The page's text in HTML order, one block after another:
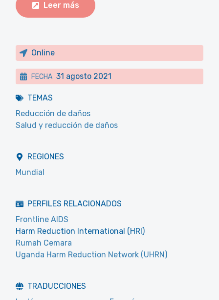
Leer más
Online
FECHA 31 agosto 2021
TEMAS
Reducción de daños
Salud y reducción de daños
REGIONES
Mundial
PERFILES RELACIONADOS
Frontline AIDS
Harm Reduction International (HRI)
Rumah Cemara
Uganda Harm Reduction Network (UHRN)
TRADUCCIONES